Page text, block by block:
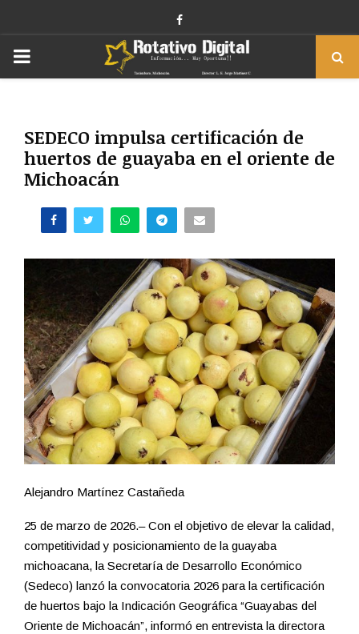
Facebook
PRIMARY
SEDECO impulsa certificación de
huertos de guayaba en el oriente de
Michoacán
Alejandro Martínez Castañeda
25 de marzo de 2026.– Con el objetivo de elevar la calidad,
competitividad y posicionamiento de la guayaba
michoacana, la Secretaría de Desarrollo Económico
(Sedeco) lanzó la convocatoria 2026 para la certificación
de huertos bajo la Indicación Geográfica “Guayabas del
Oriente de Michoacán”, informó en entrevista la directora